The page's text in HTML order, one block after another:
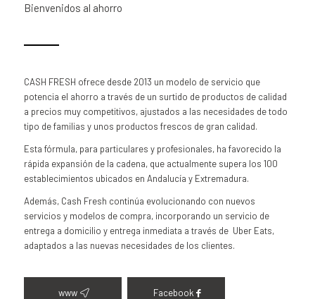
Bienvenidos al ahorro
CASH FRESH ofrece desde 2013 un modelo de servicio que
potencia el ahorro a través de un surtido de productos de calidad
a precios muy competitivos, ajustados a las necesidades de todo
tipo de familias y unos productos frescos de gran calidad.
Esta fórmula, para particulares y profesionales, ha favorecido la
rápida expansión de la cadena, que actualmente supera los 100
establecimientos ubicados en Andalucía y Extremadura.
Además, Cash Fresh continúa evolucionando con nuevos
servicios y modelos de compra, incorporando un servicio de
entrega a domicilio y entrega inmediata a través de Uber Eats,
adaptados a las nuevas necesidades de los clientes.
www Facebook